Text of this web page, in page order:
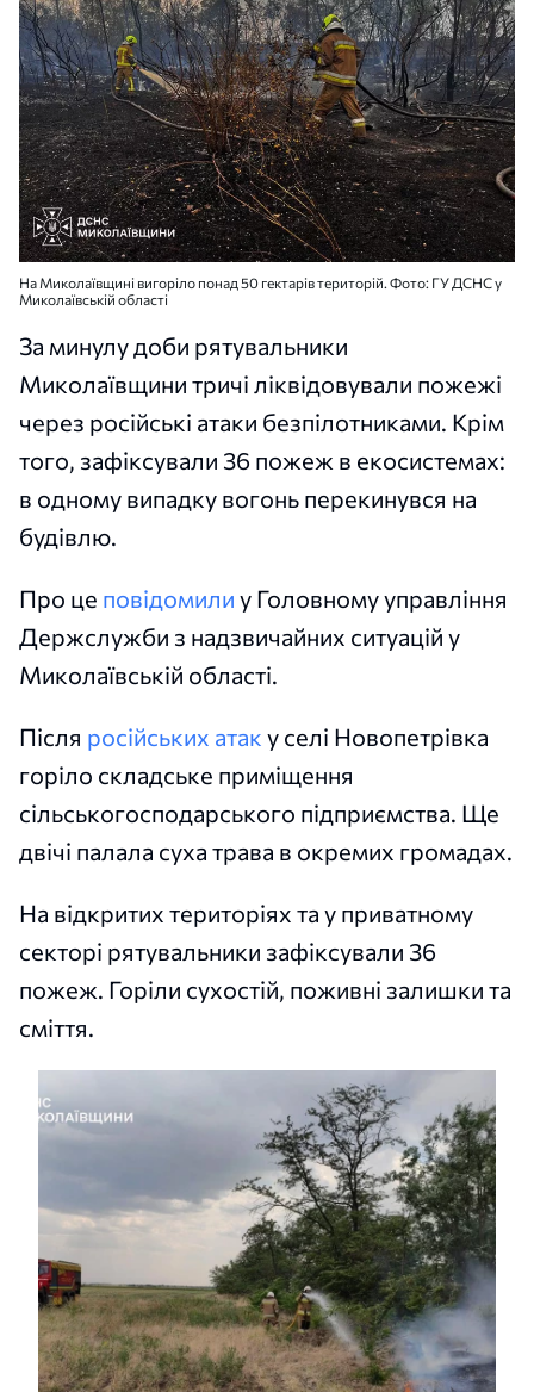
На Миколаївщині вигоріло понад 50 гектарів територій. Фото: ГУ ДСНС у
Миколаївській області
За минулу доби рятувальники
Миколаївщини тричі ліквідовували пожежі
через російські атаки безпілотниками. Крім
того, зафіксували 36 пожеж в екосистемах:
в одному випадку вогонь перекинувся на
будівлю.
Про це повідомили у Головному управління
Держслужби з надзвичайних ситуацій у
Миколаївській області.
Після російських атак у селі Новопетрівка
горіло складське приміщення
сільськогосподарського підприємства. Ще
двічі палала суха трава в окремих громадах.
На відкритих територіях та у приватному
секторі рятувальники зафіксували 36
пожеж. Горіли сухостій, поживні залишки та
сміття.